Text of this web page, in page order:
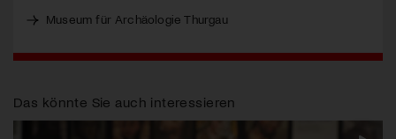
Museum für Archäologie Thurgau
Das könnte Sie auch interessieren